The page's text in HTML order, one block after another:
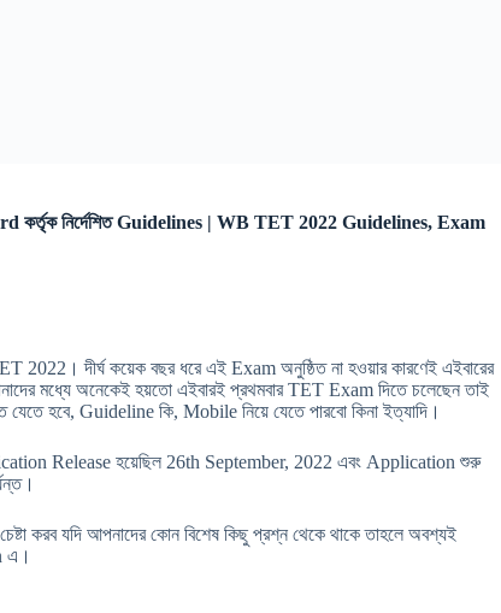
কর্তৃক নির্দেশিত Guidelines | WB TET 2022 Guidelines, Exam
দীর্ঘ কয়েক বছর ধরে এই Exam অনুষ্ঠিত না হওয়ার কারণেই এইবারের
মধ্যে অনেকেই হয়তো এইবারই প্রথমবার TET Exam দিতে চলেছেন তাই
যেতে হবে, Guideline কি, Mobile নিয়ে যেতে পারবো কিনা ইত্যাদি।
Release হয়েছিল 26th September, 2022 এবং Application শুরু
করব যদি আপনাদের কোন বিশেষ কিছু প্রশ্ন থেকে থাকে তাহলে অবশ্যই
এ।